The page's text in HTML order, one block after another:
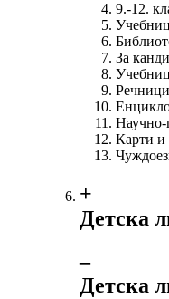
9.-12.
За
Научно-
Карти и
+
Детска
‒
Детска